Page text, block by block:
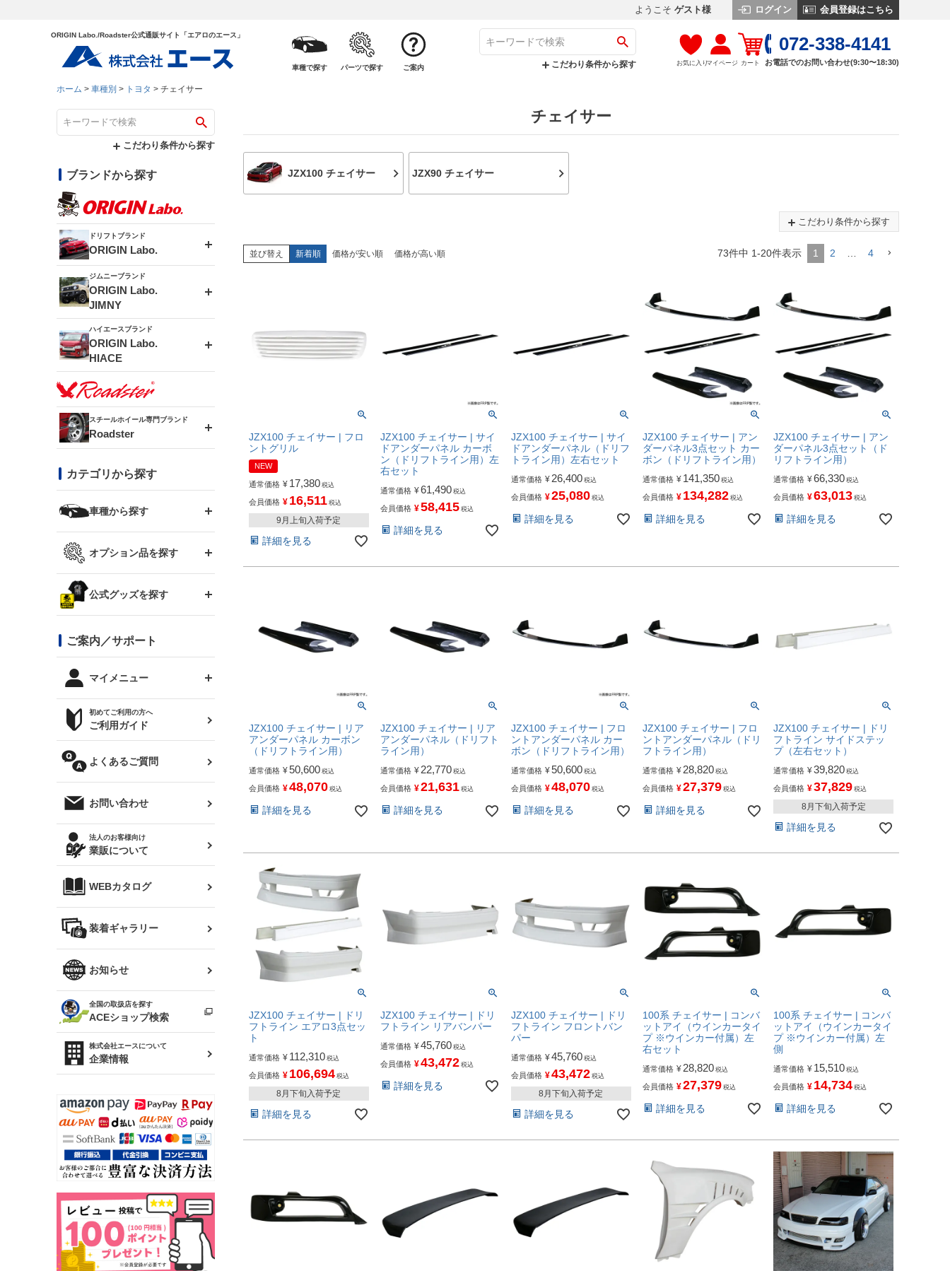
ようこそ ゲスト様 ログイン 会員登録はこちら
ORIGIN Labo./Roadster公式通販サイト「エアロのエース」
車種で探す パーツで探す ご案内 こだわり条件から探す お気に入りマイページ カート
072-338-4141
お電話でのお問い合わせ(9:30〜18:30)
ホーム 車種別 トヨタ チェイサー
こだわり条件から探す
ブランドから探す
ドリフトブランド
ORIGIN Labo.
エアロシリーズ
ドリフトライン
風神(180SX)
雷神(S15)
龍神(チェイサー)
レーシングライン
アタックライン
ストリームライン
スタイリッシュライン
フロントフェンダー
リアフェンダー
ブラッシュフェンダー
コンバットアイ
GTウイング
リアウイング
ルーフウイング
ボンネット
カナード
外装・補修パーツ
オリジンアーム(足回り)
レンズ
マフラー
ジムニーブランド
ORIGIN Labo.
JIMNY
アルミホイール
MUD-ZEUS
アルミホイール
MUD-SR7
MUD-S7
ボンネット
フェンダー
サイドパーツ
リアウイング
リアゲート
メンテナンスパーツ
ハイエースブランド
ORIGIN Labo.
HIACE
エアロシリーズ
LUX MODEL SP
LUX MODEL
RUGGER MODEL
GROUND MODEL
PHANTOM LIP
DTM:exclusive
オーバーフェンダー
リアウイング
スムージングバンパー
ワイパーガード
内装パーツ
スチールホイール専門ブランド
Roadster
DAYTONA-RS
DAYTONA-RS NEO
まつど家 鉄漢
まつど家 鉄心
まつど家 鉄八
カテゴリから探す
車種から探す
トヨタ
JZX110 マークⅡ
ハイエース
レビン
トレノ
マークX
クラウン
クラウンマジェスタ
アリスト
ソアラ
アルテッツァ
プロボックス
RAV4
シルビア S13
シルビア S14 前期
シルビア S15
180SX
ワンビア
Z32 フェアレディZ
R34 スカイライン
スカイライン
（ER34/R33/ECR33/R32）
キャラバン
ローレル
セフィーロ
スズキ
RX-7
スバル
BRZ
レクサス
三菱
デリカ D:5
軽自動車
汎用
オプション品を探す
GTウイング用ラダー
コンバットアイ用ライト
オプションタイヤ
サマータイヤ
ジムニー用タイヤ
ハイエース・バン用タイ
ホイールナット
公式グッズを探す
ステッカー
トップス(半袖)
トップス(長袖)
パーカー
オーバーオール(つなぎ)
タオル
帽子
バッグ
ファッション小物
雑貨・ステーショナリー
ベビー用品
ご案内／サポート
マイメニュー
ログインする
お気に入りリスト
クーポンを見る
閲覧履歴
ニュースレターお申し込み
初めてご利用の方へ
ご利用ガイド
よくあるご質問
お問い合わせ
法人のお客様向け
業販について
WEBカタログ
装着ギャラリー
お知らせ
全国の取扱店を探す
ACEショップ検索
株式会社エースについて
企業情報
チェイサー
JZX100 チェイサー JZX90 チェイサー
こだわり条件から探す
並び替え 新着順 価格が安い順 価格が高い順 73件中 1-20件表示 1 2 … 4
JZX100 チェイサー | フロ
ントグリル
NEW
通常価格 ¥ 17,380 税込
会員価格 ¥ 16,511 税込
9月上旬入荷予定
詳細を見る
JZX100 チェイサー | サイ
ドアンダーパネル カーボ
ン（ドリフトライン用）左
右セット
通常価格 ¥61,490 税込
会員価格 ¥58,415 税込
詳細を見る
JZX100 チェイサー | サイ
ドアンダーパネル（ドリフ
トライン用）左右セット
通常価格 ¥ 26,400 税込
会員価格 ¥25,080 税込
詳細を見る
JZX100 チェイサー | アン
ダーパネル3点セット カー
ボン（ドリフトライン用）
通常価格 ¥ 141,350 税込
会員価格 ¥ 134,282 税込
詳細を見る
JZX100 チェイサー | アン
ダーパネル3点セット（ド
リフトライン用）
通常価格 ¥66,330 税込
会員価格 ¥63,013 税込
詳細を見る
JZX100 チェイサー | リア
アンダーパネル カーボン
（ドリフトライン用）
通常価格 ¥50,600 税込
会員価格 ¥48,070 税込
詳細を見る
JZX100 チェイサー | リア
アンダーパネル（ドリフト
ライン用）
通常価格 ¥ 22,770 税込
会員価格 ¥21,631 税込
詳細を見る
JZX100 チェイサー | フロ
ントアンダーパネル カー
ボン（ドリフトライン用）
通常価格 ¥50,600 税込
会員価格 ¥48,070 税込
詳細を見る
JZX100 チェイサー | フロ
ントアンダーパネル（ドリ
フトライン用）
通常価格 ¥ 28,820 税込
会員価格 ¥27,379 税込
詳細を見る
JZX100 チェイサー | ドリ
フトライン サイドステッ
プ（左右セット）
通常価格 ¥39,820 税込
会員価格 ¥37,829 税込
8月下旬入荷予定
詳細を見る
JZX100 チェイサー | ドリ
フトライン エアロ3点セッ
ト
通常価格 ¥ 112,310 税込
会員価格 ¥ 106,694 税込
8月下旬入荷予定
詳細を見る
JZX100 チェイサー | ドリ
フトライン リアバンパー
通常価格 ¥45,760 税込
会員価格 ¥43,472 税込
詳細を見る
JZX100 チェイサー | ドリ
フトライン フロントバン
パー
通常価格 ¥45,760 税込
会員価格 ¥43,472 税込
8月下旬入荷予定
詳細を見る
100系 チェイサー | コンバ
ットアイ（ウインカータイ
プ ※ウインカー付属）左
右セット
通常価格 ¥ 28,820 税込
会員価格 ¥27,379 税込
詳細を見る
100系 チェイサー | コンバ
ットアイ（ウインカータイ
プ ※ウインカー付属）左
側
通常価格 ¥ 15,510 税込
会員価格 ¥ 14,734 税込
詳細を見る